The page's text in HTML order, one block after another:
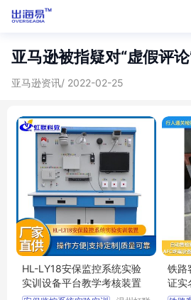
亚马逊被指疑对“虚假评
亚马逊资讯/ 2022-02-25
HL-LY18安保监控系统实验
实训设备平台教学考核装置
铁路
证实
实训